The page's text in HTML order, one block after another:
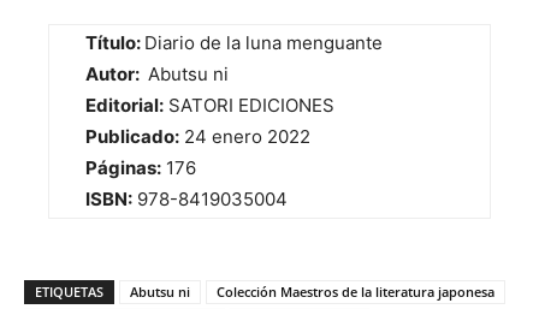
Título: Diario de la luna menguante
Autor: Abutsu ni
Editorial: SATORI EDICIONES
Publicado: 24 enero 2022
Páginas: 176
ISBN: 978-8419035004
ETIQUETAS Abutsu ni
Colección Maestros de la literatura japonesa